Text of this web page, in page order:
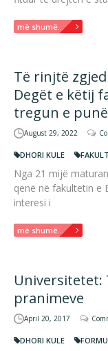
më shumë...
Të rinjtë
Degët e këtij
tregun e
August 29, 2022
DHORI KULE
Nga 21 mijë
qenë në fakultetin e
interesi i
më shumë...
Universitetet:
pranimeve
April 20, 2017
DHORI KULE